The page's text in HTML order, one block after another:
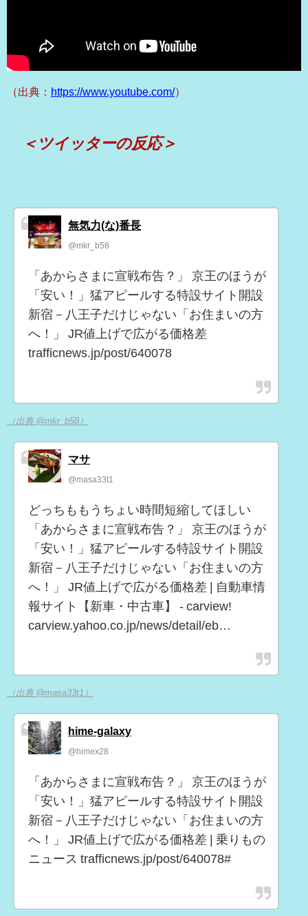
（出典： https://www.youtube.com/）
＜ツイッターの反応＞
無気力(な)番長
@mkr_b58
「あからさまに宣戦布告？」 京王のほうが
「安い！」猛アピールする特設サイト開設
新宿－八王子だけじゃない「お住まいの方
へ！」 JR値上げで広がる価格差
trafficnews.jp/post/640078
（出典 @mkr_b58）
マサ
@masa33t1
どっちももうちょい時間短縮してほしい
「あからさまに宣戦布告？」 京王のほうが
「安い！」猛アピールする特設サイト開設
新宿－八王子だけじゃない「お住まいの方
へ！」 JR値上げで広がる価格差 | 自動車情
報サイト【新車・中古車】 - carview!
carview.yahoo.co.jp/news/detail/eb…
（出典 @masa33t1）
hime-galaxy
@himex28
「あからさまに宣戦布告？」 京王のほうが
「安い！」猛アピールする特設サイト開設
新宿－八王子だけじゃない「お住まいの方
へ！」 JR値上げで広がる価格差 | 乗りもの
ニュース trafficnews.jp/post/640078#